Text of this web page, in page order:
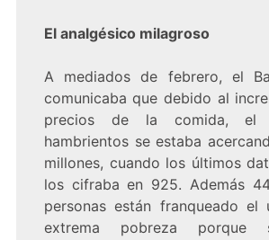
El analgésico milagroso
A mediados de febrero, el
comunicaba que debido al
precios de la comida, el
hambrientos se estaba
millones, cuando los últimos
los cifraba en 925. Además
personas están franqueado el
extrema pobreza porque